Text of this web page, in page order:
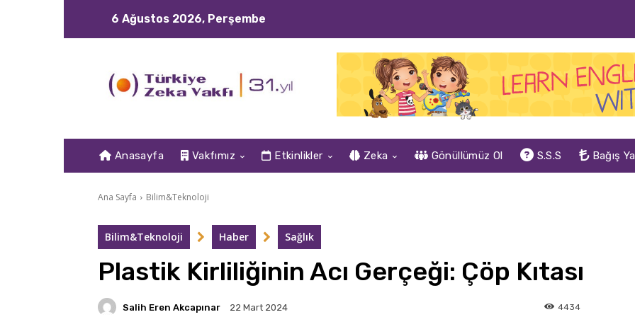
6 Ağustos 2026, Perşembe
Anasayfa Vakfımız Etkinlikler Zeka Gönüllümüz Ol S.S.S Bağış
Ana Sayfa Bilim&Teknoloji
Bilim&Teknoloji Haber Sağlık
Plastik Kirliliğinin Acı Gerçeği: Çöp Kıtası
Salih Eren Akcapınar 22 Mart 2024 4434